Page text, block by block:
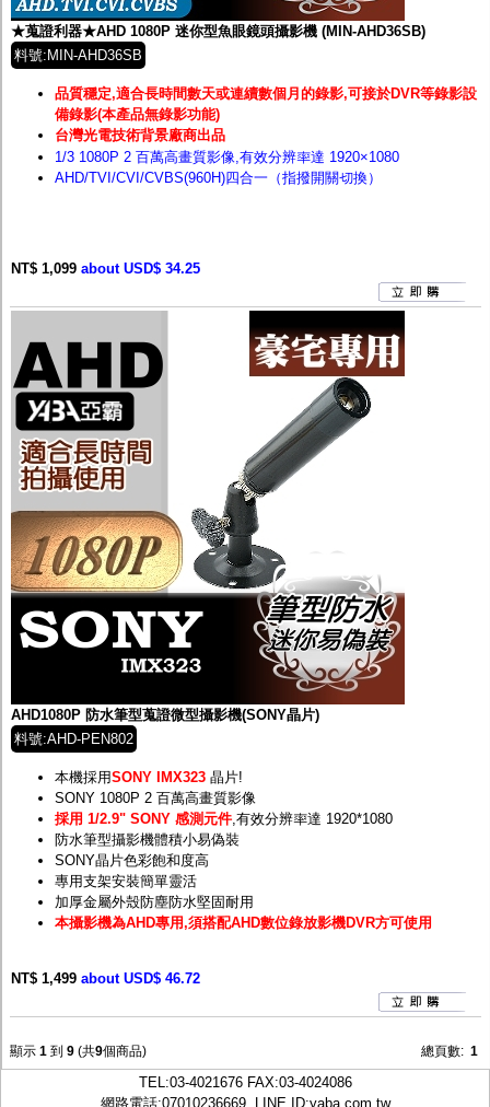
★蒐證利器★AHD 1080P 迷你型魚眼鏡頭攝影機 (MIN-AHD36SB)
料號:MIN-AHD36SB
品質穩定,適合長時間數天或連續數個月的錄影,可接於DVR等錄影設
備錄影(本產品無錄影功能)
台灣光電技術背景廠商出品
1/3 1080P 2 百萬高畫質影像,有效分辨率達 1920×1080
AHD/TVI/CVI/CVBS(960H)四合一（指撥開關切換）
NT$ 1,099 about USD$ 34.25
AHD1080P 防水筆型蒐證微型攝影機(SONY晶片)
料號:AHD-PEN802
本機採用SONY IMX323 晶片!
SONY 1080P 2 百萬高畫質影像
採用 1/2.9" SONY 感測元件,有效分辨率達 1920*1080
防水筆型攝影機體積小易偽裝
SONY晶片色彩飽和度高
專用支架安裝簡單靈活
加厚金屬外殼防塵防水堅固耐用
本攝影機為AHD專用,須搭配AHD數位錄放影機DVR方可使用
NT$ 1,499 about USD$ 46.72
顯示 1 到 9 (共9個商品) 總頁數: 1
TEL:03-4021676FAX:03-4024086
網路電話:07010236669, LINE ID:yaba.com.tw